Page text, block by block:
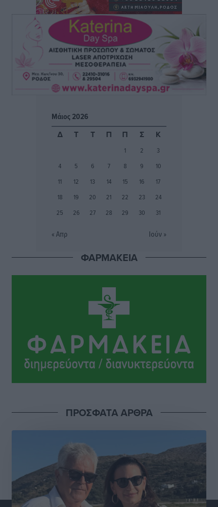
Ακαθάριστα οικόπεδα: Τι γίνεται όταν ο ιδιοκτήτης
δεν τα καθαρίσει – Πώς κινούνται δήμοι και ΠΣ,
ποιος πληρώνει τον λογαριασμό
Τοπικές Ειδήσεις• πριν 4 ώρες
Πού κινούνται οι κρατήσεις last minute σε Ελλάδα
από Γερμανούς
Το νέο Ειδικό Χωροταξικό για τον Τουρισμό
Γιάννης Βασιλάκης: «Η Πρωτοβάθμια Φροντίδα
τις δομές, δεν τις αποδυναμώνουμε»
πριν 5 ώρες
Μιχάλης Χουρδάκης: «Η χώρα χρειάζεται μια
αξιόπιστη εναλλακτική κυβερνητική πρόταση»
Συνεντεύξεις• πριν 5 ώρες
καρδιά της ζωής της Εκκλησίας»
Πρέσβης της Βραζιλίας: «Η Ελλάδα και η Βραζιλία
έχουν τεράστιες ευκαιρίες συνεργασίας – Η Ρόδος
μπορεί να διαδραματίσει σημαντικό ρόλο»
Συνεντεύξεις• πριν 5 ώρες
Μάιος 2026
Δ
Τ Τ Π Π Σ Κ
1 2
3
4
5 6 7 8 9
10
11
12 13 14 15 16
17
18
19 20 21 22 23
24
25
26 27 28 29 30 31
« Απρ Ιούν »
ΦΑΡΜΑΚΕΙΑ
ΠΡΟΣΦΑΤΑ ΑΡΘΡΑ